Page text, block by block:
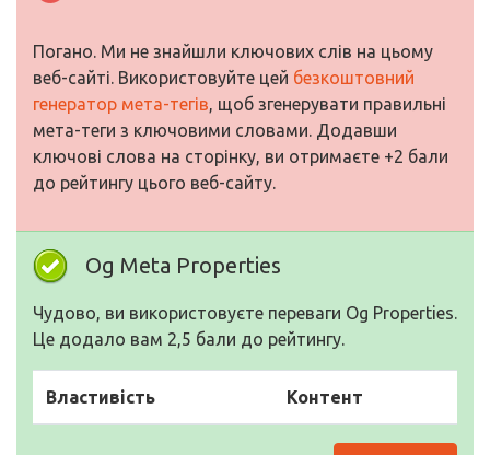
Погано. Ми не знайшли ключових слів на цьому
веб-сайті. Використовуйте цей безкоштовний
генератор мета-тегів, щоб згенерувати правильні
мета-теги з ключовими словами. Додавши
ключові слова на сторінку, ви отримаєте +2 бали
до рейтингу цього веб-сайту.
Og Meta Properties
Чудово, ви використовуєте переваги Og Properties.
Це додало вам 2,5 бали до рейтингу.
Властивість Контент